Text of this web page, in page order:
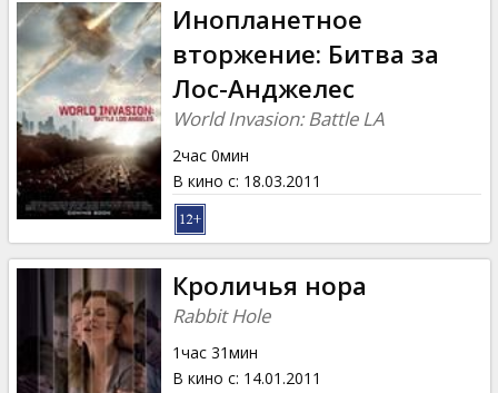
Инопланетное
вторжение: Битва за
Лос-Анджелес
World Invasion: Battle LA
2час 0мин
В кино с: 18.03.2011
Кроличья нора
Rabbit Hole
1час 31мин
В кино с: 14.01.2011